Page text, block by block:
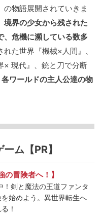
物語展開されていきま
境界の少女から残された
、危機に瀕している数多
た世界『機械×人間』、
× 現代』、銃と刀で分断
各ワールドの主人公達の物
ム【PR】
の冒険者へ！】
！剣と魔法の王道ファンタ
を始めよう。異世界転生へ
！